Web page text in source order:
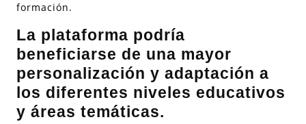
formación.
La plataforma podría
beneficiarse de una mayor
personalización y adaptación a
los diferentes niveles educativos
y áreas temáticas.